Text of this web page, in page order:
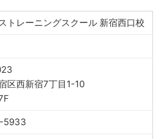
トレーニングスクール 新宿西口校
区西新宿7丁目1-10
5933